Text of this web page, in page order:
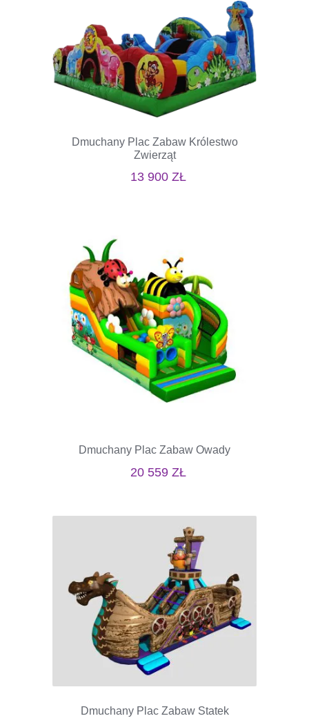
Dmuchany Plac Zabaw Królestwo
Zwierząt
13 900 ZŁ
Dmuchany Plac Zabaw Owady
20 559 ZŁ
Dmuchany Plac Zabaw Statek